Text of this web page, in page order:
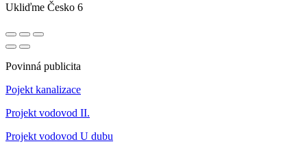
Ukliďme Česko 6
Povinná publicita
Pojekt kanalizace
Projekt vodovod II.
Projekt vodovod U dubu